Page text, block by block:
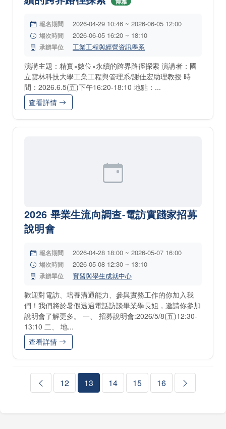
報名期間 2026-04-29 10:46 ~ 2026-06-05 12:00
場次時間 2026-06-05 16:20 ~ 18:10
承辦單位 工業工程與經營資訊學系
演講主題：精實×數位×永續的跨界路徑探索 演講者：國
立雲林科技大學工業工程與管理系/謝佳宏助理教授 時
間：2026.6.5(五)下午16:20-18:10 地點：...
查看詳情
2026 畢業生流向調查-電訪實踐家招募
說明會
報名期間 2026-04-28 18:00 ~ 2026-05-07 16:00
場次時間 2026-05-08 12:30 ~ 13:10
承辦單位 實習與學生成就中心
歡迎對電訪、培養溝通能力、參與實務工作的你加入我
們！我們將於暑假透過電話訪談畢業學長姐，邀請你參加
說明會了解更多。 一、 招募說明會:2026/5/8(五)12:30-
13:10 二、 地...
查看詳情
12 13 14 15 16